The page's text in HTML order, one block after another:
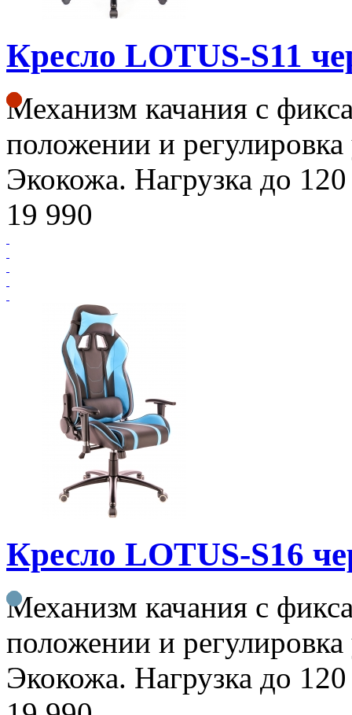
Кресло LOTUS-S11
Механизм качания с
положении и
Экокожа. Нагрузка до
19 990
Кресло LOTUS-S16
Механизм качания с
положении и
Экокожа. Нагрузка до